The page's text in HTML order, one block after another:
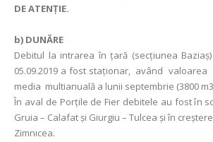
DE ATENȚIE.
b) DUNĂRE
Debitul la intrarea în ţară (secţiunea
05.09.2019 a fost staţionar, având
media multianuală a lunii septembrie (3800
În aval de Porţile de Fier debitele au fost în
Gruia – Calafat și Giurgiu – Tulcea și în
Zimnicea.